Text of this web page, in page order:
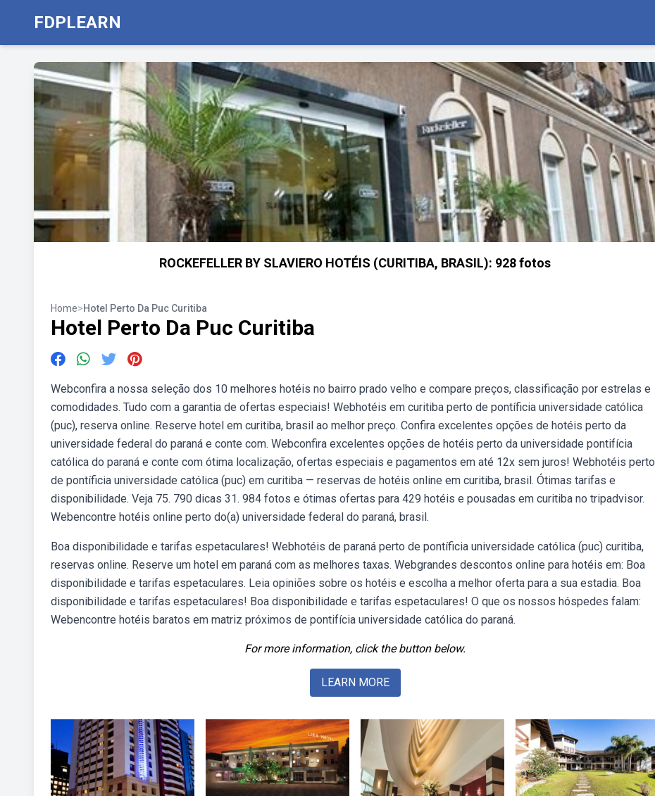
FDPLEARN
ROCKEFELLER BY SLAVIERO HOTÉIS (CURITIBA, BRASIL): 928 fotos
Home>Hotel Perto Da Puc Curitiba
Hotel Perto Da Puc Curitiba
Webconfira a nossa seleção dos 10 melhores hotéis no bairro prado velho e compare preços, classificação por estrelas e
comodidades. Tudo com a garantia de ofertas especiais! Webhotéis em curitiba perto de pontíficia universidade católica
(puc), reserva online. Reserve hotel em curitiba, brasil ao melhor preço. Confira excelentes opções de hotéis perto da
universidade federal do paraná e conte com. Webconfira excelentes opções de hotéis perto da universidade pontifícia
católica do paraná e conte com ótima localização, ofertas especiais e pagamentos em até 12x sem juros! Webhotéis perto
de pontíficia universidade católica (puc) em curitiba — reservas de hotéis online em curitiba, brasil. Ótimas tarifas e
disponibilidade. Veja 75. 790 dicas 31. 984 fotos e ótimas ofertas para 429 hotéis e pousadas em curitiba no tripadvisor.
Webencontre hotéis online perto do(a) universidade federal do paraná‎, brasil.
Boa disponibilidade e tarifas espetaculares! Webhotéis de paraná perto de pontíficia universidade católica (puc) curitiba,
reservas online. Reserve um hotel em paraná com as melhores taxas. Webgrandes descontos online para hotéis em: Boa
disponibilidade e tarifas espetaculares. Leia opiniões sobre os hotéis e escolha a melhor oferta para a sua estadia. Boa
disponibilidade e tarifas espetaculares! Boa disponibilidade e tarifas espetaculares! O que os nossos hóspedes falam:
Webencontre hotéis baratos em matriz próximos de pontifícia universidade católica do paraná.
For more information, click the button below.
LEARN MORE